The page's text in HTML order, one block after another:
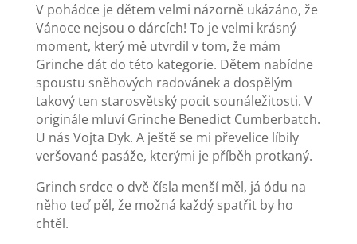
V pohádce je dětem velmi názorně ukázáno, že
Vánoce nejsou o dárcích! To je velmi krásný
moment, který mě utvrdil v tom, že mám
Grinche dát do této kategorie. Dětem nabídne
spoustu sněhových radovánek a dospělým
takový ten starosvětský pocit sounáležitosti. V
originále mluví Grinche Benedict Cumberbatch.
U nás Vojta Dyk. A ještě se mi převelice líbily
veršované pasáže, kterými je příběh protkaný.
Grinch srdce o dvě čísla menší měl, já ódu na
něho teď pěl, že možná každý spatřit by ho
chtěl.